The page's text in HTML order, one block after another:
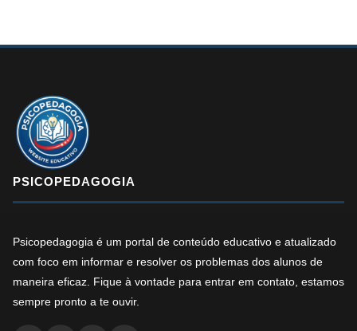
PSICOPEDAGOGIA
Psicopedagogia é um portal de conteúdo educativo e atualizado
com foco em informar e resolver os problemas dos alunos de
maneira eficaz. Fique à vontade para entrar em contato, estamos
sempre pronto a te ouvir.